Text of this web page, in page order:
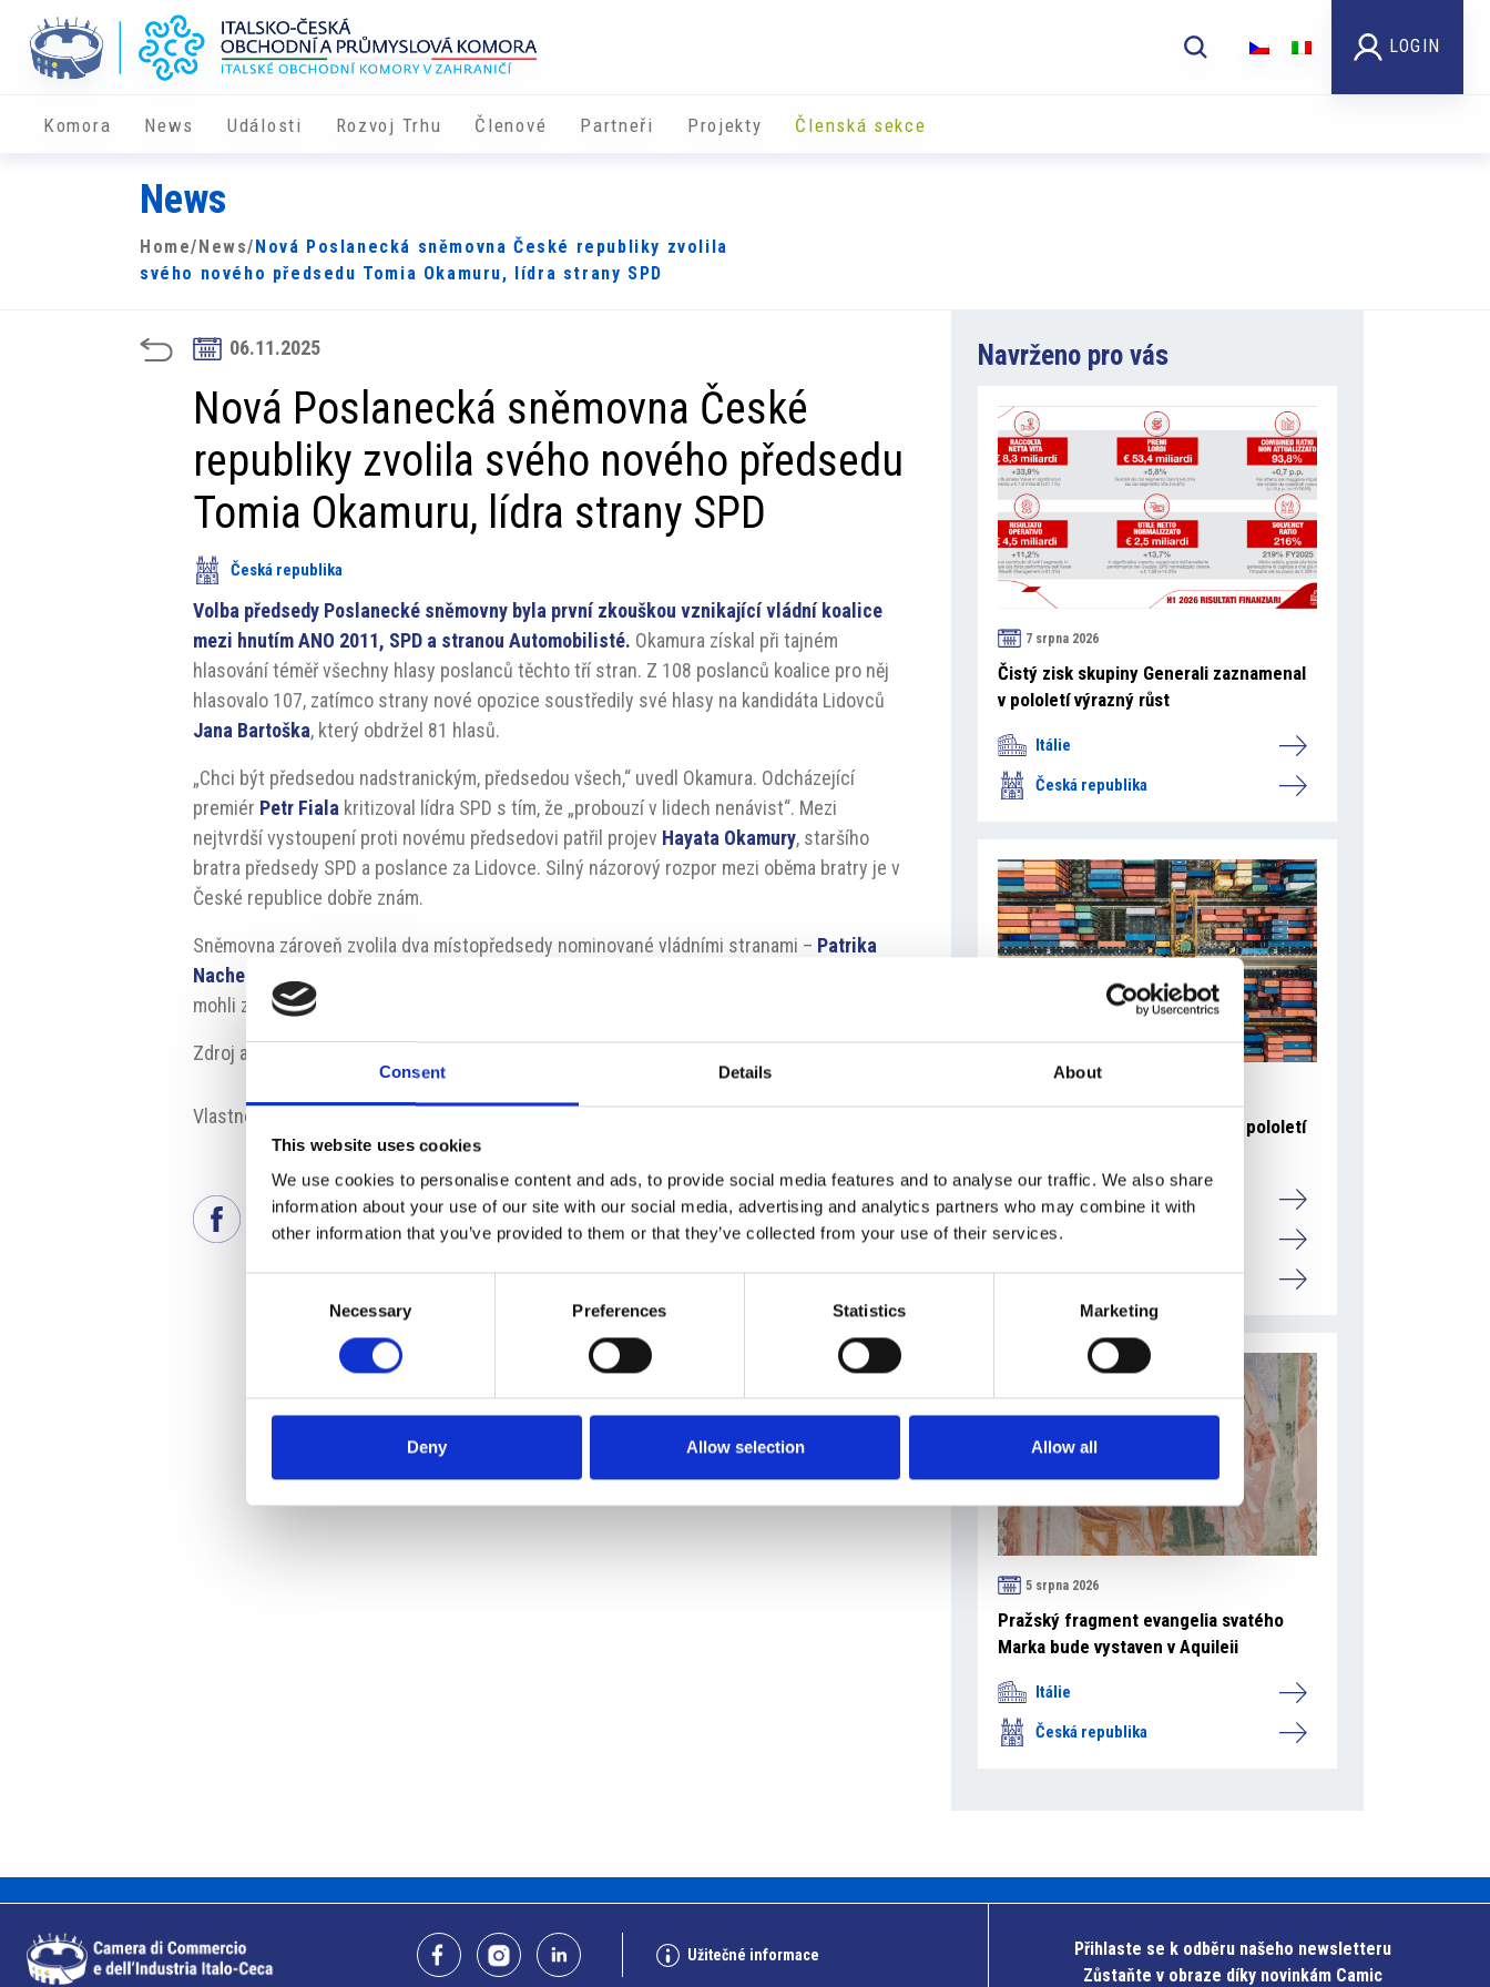
Consent Details About
This website uses cookies
We use cookies to personalise content and ads, to provide social media features and to analyse our traffic. We also share
information about your use of our site with our social media, advertising and analytics partners who may combine it with
other information that you’ve provided to them or that they’ve collected from your use of their services.
Necessary Preferences Statistics Marketing
Deny Allow selection Allow all
LOGIN
Komora News Události Rozvoj Trhu Členové Partneři ​​Projekty Členská sekce
News
Home/ News/ Nová Poslanecká sněmovna České republiky zvolila
svého nového předsedu Tomia Okamuru, lídra strany SPD
06.11.2025
Nová Poslanecká sněmovna České
republiky zvolila svého nového předsedu
Tomia Okamuru, lídra strany SPD
Česká republika
Volba předsedy Poslanecké sněmovny byla první zkouškou vznikající vládní koalice
mezi hnutím ANO 2011, SPD a stranou Automobilisté. Okamura získal při tajném
hlasování téměř všechny hlasy poslanců těchto tří stran. Z 108 poslanců koalice pro něj
hlasovalo 107, zatímco strany nové opozice soustředily své hlasy na kandidáta Lidovců
Jana Bartoška, který obdržel 81 hlasů.
„Chci být předsedou nadstranickým, předsedou všech,“ uvedl Okamura. Odcházející
premiér Petr Fiala kritizoval lídra SPD s tím, že „probouzí v lidech nenávist“. Mezi
nejtvrdší vystoupení proti novému předsedovi patřil projev Hayata Okamury, staršího
bratra předsedy SPD a poslance za Lidovce. Silný názorový rozpor mezi oběma bratry je v
České republice dobře znám.
Sněmovna zároveň zvolila dva místopředsedy nominované vládními stranami – Patrika
Nachera
z hnutí ANO a
mohli zvolit další dva místopředsedy z řad opozičních stran.
Zdroj a foto:
Vlastnosti:
Navrženo pro vás
7 srpna 2026
Čistý zisk skupiny Generali zaznamenal
v pololetí výrazný růst
Itálie
Česká republika
Zahraniční obchod Itálie – ČR v pololetí
Přehled Ekonomika
Itálie
Česká republika
5 srpna 2026
Pražský fragment evangelia svatého
Marka bude vystaven v Aquileii
Itálie
Česká republika
Užitečné informace
Přihlaste se k odběru našeho newsletteru
Zůstaňte v obraze díky novinkám Camic